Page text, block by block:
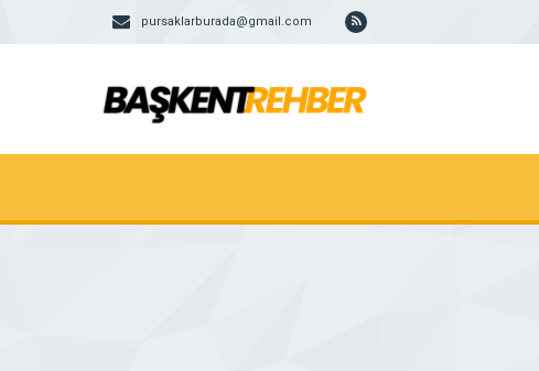
pursaklarburada@gmail.com